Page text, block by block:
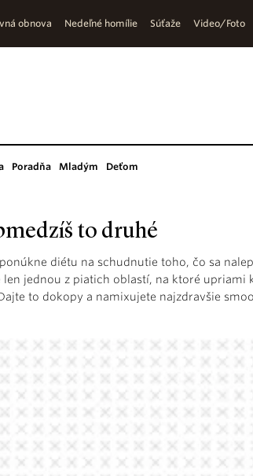
obnova Nedeľné homílie Súťaže Video/Foto
Poradňa Mladým Deťom
to druhé
diétu na schudnutie toho, čo sa
jednou z piatich oblastí, na ktoré upriami
to dokopy a namixujete najzdravšie